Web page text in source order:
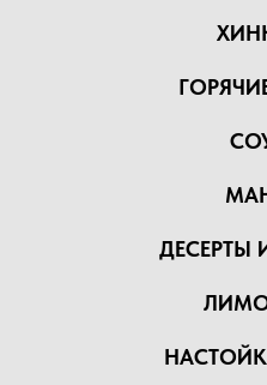
ДЕСЕРТЫ